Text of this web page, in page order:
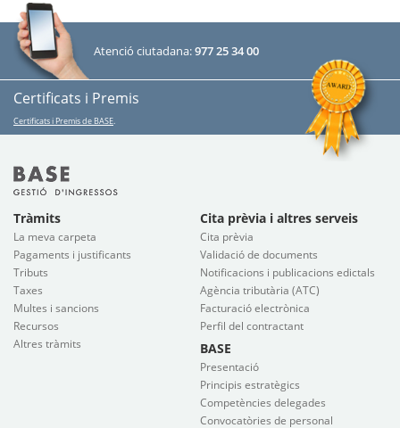
Atenció ciutadana:977 25 34 00
Certificats i Premis
Certificats i Premis de BASE
Tràmits
La meva carpeta
Pagaments i justificants
Tributs
Taxes
Multes i sancions
Recursos
Altres tràmits
Cita prèvia i altres serveis
Cita prèvia
Validació de documents
Notificacions i publicacions edictals
Agència tributària (ATC)
Facturació electrònica
Perfil del contractant
BASE
Presentació
Principis estratègics
Competències delegades
Convocatòries de personal